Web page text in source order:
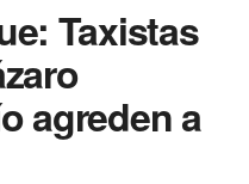
Taxistas
agreden a